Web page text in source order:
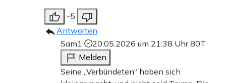
-5
Antworten
Sam1
20.05.2026 um 21:38 Uhr80T
Melden
Seine „Verbündeten“ haben sich